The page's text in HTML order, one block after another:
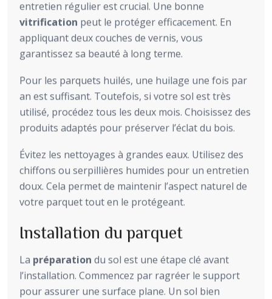
entretien régulier est crucial. Une bonne
vitrification peut le protéger efficacement. En
appliquant deux couches de vernis, vous
garantissez sa beauté à long terme.
Pour les parquets huilés, une huilage une fois par
an est suffisant. Toutefois, si votre sol est très
utilisé, procédez tous les deux mois. Choisissez des
produits adaptés pour préserver l’éclat du bois.
Évitez les nettoyages à grandes eaux. Utilisez des
chiffons ou serpillières humides pour un entretien
doux. Cela permet de maintenir l’aspect naturel de
votre parquet tout en le protégeant.
Installation du parquet
La préparation du sol est une étape clé avant
l’installation. Commencez par ragréer le support
pour assurer une surface plane. Un sol bien